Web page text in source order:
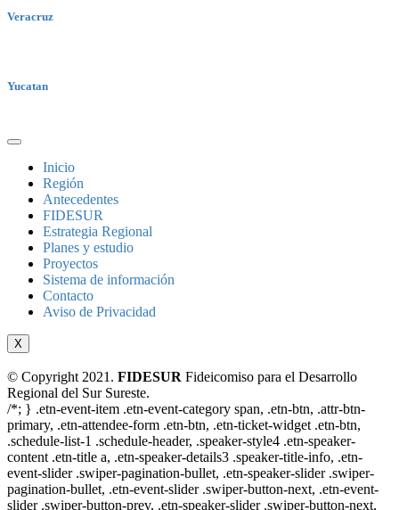
Veracruz
Yucatan
Inicio
Región
Antecedentes
FIDESUR
Estrategia Regional
Planes y estudio
Proyectos
Sistema de información
Contacto
Aviso de Privacidad
X
© Copyright 2021. FIDESUR Fideicomiso para el Desarrollo
Regional del Sur Sureste.
/*; } .etn-event-item .etn-event-category span, .etn-btn, .attr-btn-
primary, .etn-attendee-form .etn-btn, .etn-ticket-widget .etn-btn,
.schedule-list-1 .schedule-header, .speaker-style4 .etn-speaker-
content .etn-title a, .etn-speaker-details3 .speaker-title-info, .etn-
event-slider .swiper-pagination-bullet, .etn-speaker-slider .swiper-
pagination-bullet, .etn-event-slider .swiper-button-next, .etn-event-
slider .swiper-button-prev, .etn-speaker-slider .swiper-button-next,